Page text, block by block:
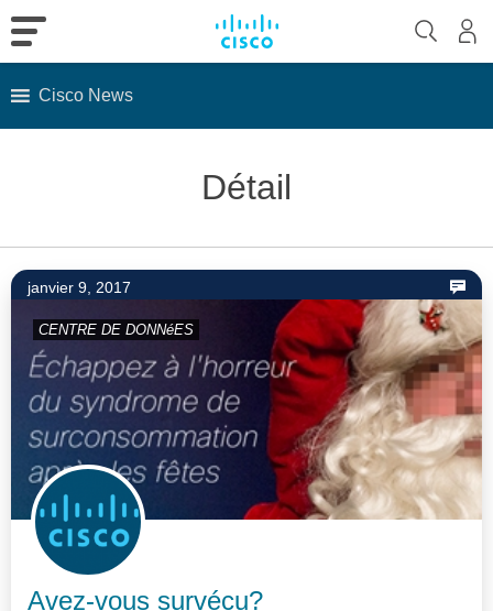
Cisco News
Détail
janvier 9, 2017
CENTRE DE DONNéES
Avez-vous survécu?